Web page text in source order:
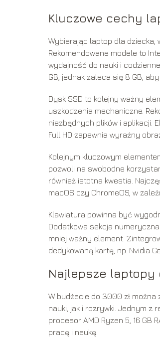
Kluczowe cechy
Wybierając laptop dla dziecka,
Rekomendowane modele to
wydajność do nauki i
GB, jednak zaleca się 8 GB,
Dysk SSD to kolejny ważny
uszkodzenia mechaniczne.
niezbędnych plików i aplikacji.
Full HD zapewnia wyraźny
Kolejnym kluczowym
pozwoli na swobodne
również istotna kwestia.
macOS czy ChromeOS, w
Klawiatura powinna być
Dodatkowa sekcja
mniej ważny element.
dedykowaną kartę, np. Nvidia
Najlepsze laptopy
W budżecie do 3000 zł
nauki, jak i rozrywki. Jednym z
procesor AMD Ryzen 5, 16 GB
pracę i naukę.